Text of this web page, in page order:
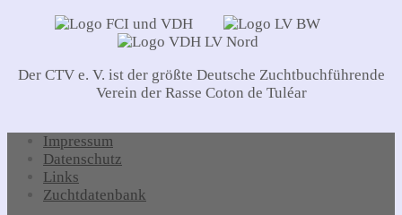
Der CTV e. V. ist der größte Deutsche Zuchtbuchführende
Verein der Rasse Coton de Tuléar
Impressum
Datenschutz
Links
Zuchtdatenbank